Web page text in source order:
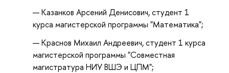
Казанков Арсений Денисович, студент 1
курса магистерской программы "Математика";
Краснов Михаил Андреевич, студент 1 курса
магистерской программы "Совместная
магистратура НИУ ВШЭ и ЦПМ";